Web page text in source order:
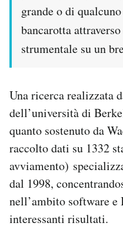
grande o di
bancarotta
strumentale su un
Una ricerca realizzata
dell’università di
quanto sostenuto da
raccolto dati su 1332
avviamento)
dal 1998,
nell’ambito software
interessanti risultati.